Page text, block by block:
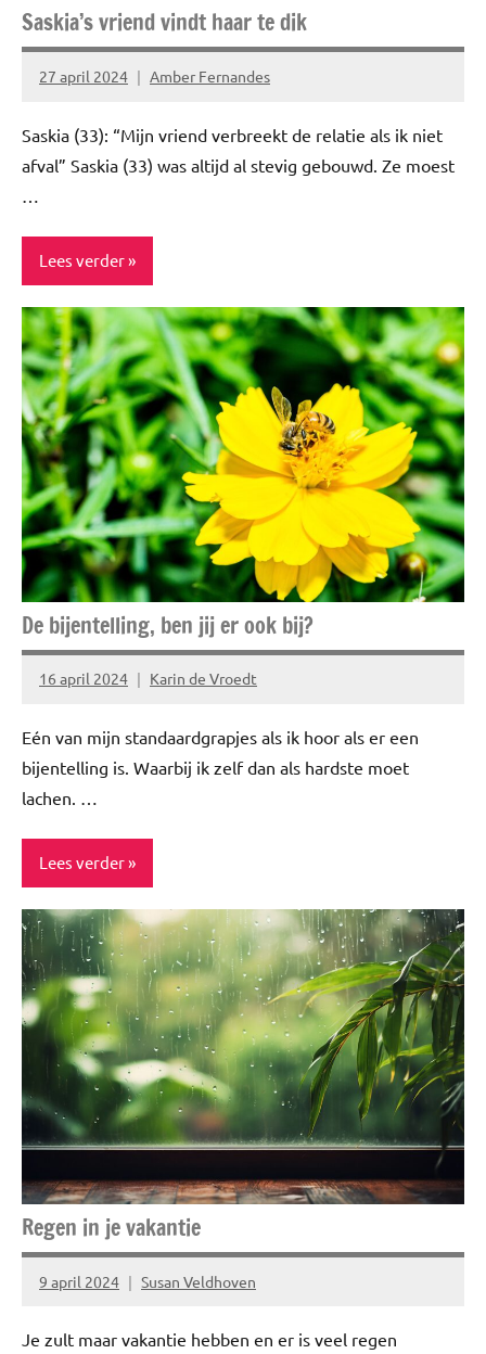
Saskia’s vriend vindt haar te dik
27 april 2024 Amber Fernandes
Geen
Saskia (33): “Mijn vriend verbreekt de relatie als ik niet
afval” Saskia (33) was altijd al stevig gebouwd. Ze moest
Lees verder
Blog
Ervaringsverhalen
Niet
gecategoriseerd
Relatie
De bijentelling, ben jij er ook bij?
16 april 2024 Karin de Vroedt
Geen
Eén van mijn standaardgrapjes als ik hoor als er een
bijentelling is. Waarbij ik zelf dan als hardste moet
lachen. …
Lees verder
Blog
Gezond
leven
Tuin
Regen in je vakantie
9 april 2024 Susan Veldhoven
Geen
Je zult maar vakantie hebben en er is veel regen